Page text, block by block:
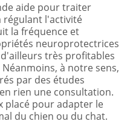
aide pour traiter
régulant l'activité
la fréquence et
neuroprotectrices
très profitables
à notre sens,
par des études
rien une consultation.
placé pour adapter le
du chien ou du chat.